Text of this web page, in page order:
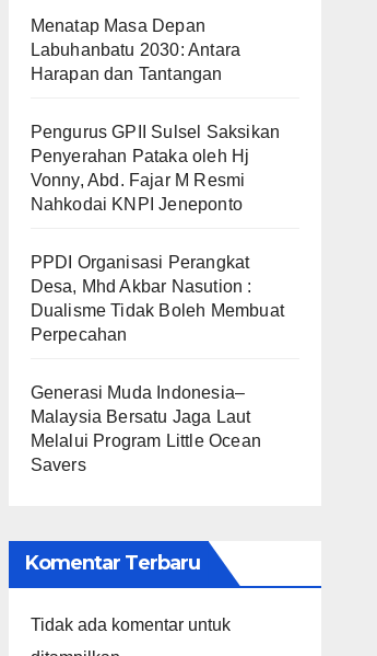
Menatap Masa Depan
Labuhanbatu 2030: Antara
Harapan dan Tantangan
Pengurus GPII Sulsel Saksikan
Penyerahan Pataka oleh Hj
Vonny, Abd. Fajar M Resmi
Nahkodai KNPI Jeneponto
PPDI Organisasi Perangkat
Desa, Mhd Akbar Nasution :
Dualisme Tidak Boleh Membuat
Perpecahan
Generasi Muda Indonesia–
Malaysia Bersatu Jaga Laut
Melalui Program Little Ocean
Savers
Komentar Terbaru
Tidak ada komentar untuk